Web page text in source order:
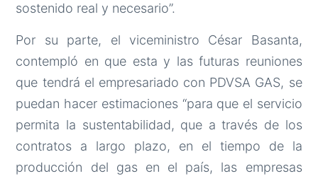
sostenido real y necesario”.
Por su parte, el viceministro César Basanta,
contempló en que esta y las futuras reuniones
que tendrá el empresariado con PDVSA GAS, se
puedan hacer estimaciones “para que el servicio
permita la sustentabilidad, que a través de los
contratos a largo plazo, en el tiempo de la
producción del gas en el país, las empresas